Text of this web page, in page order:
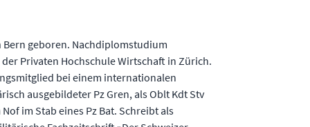
Bern geboren. Nachdiplomstudium
Privaten Hochschule Wirtschaft in Zürich.
bei einem internationalen
ausgebildeter Pz Gren, als Oblt Kdt Stv
im Stab eines Pz Bat. Schreibt als